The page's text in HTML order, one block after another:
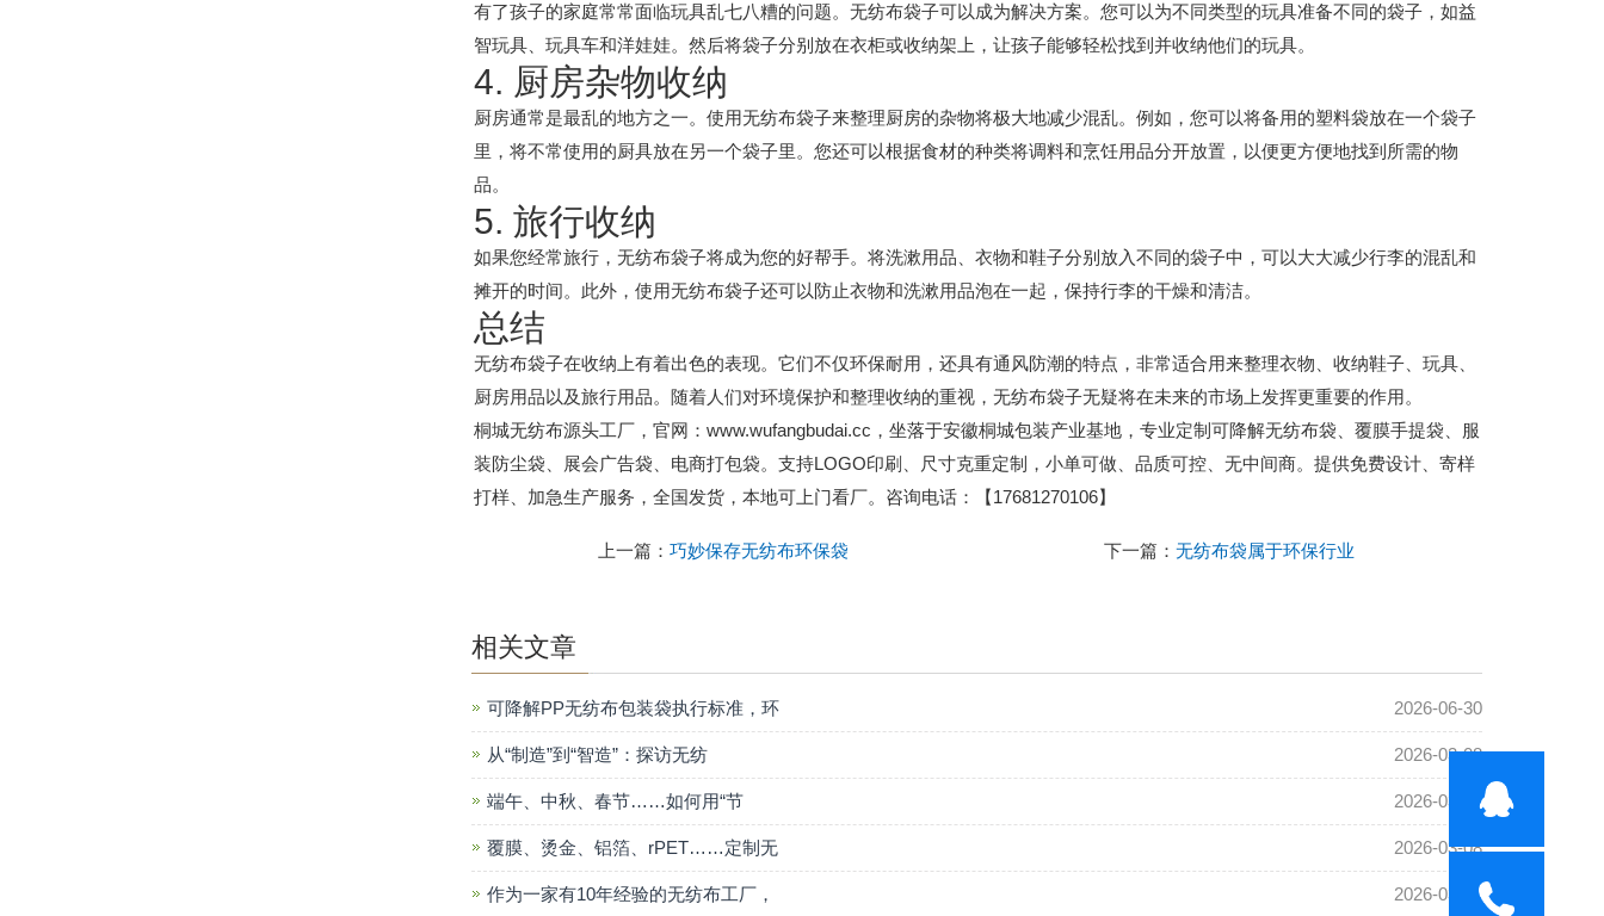
有了孩子的家庭常常面临玩具乱七八糟的问题。无纺布袋子可以成为解决方案。您可以为不同类型的玩具准备不同的袋子，如益
智玩具、玩具车和洋娃娃。然后将袋子分别放在衣柜或收纳架上，让孩子能够轻松找到并收纳他们的玩具。
4. 厨房杂物收纳
厨房通常是最乱的地方之一。使用无纺布袋子来整理厨房的杂物将极大地减少混乱。例如，您可以将备用的塑料袋放在一个袋子
里，将不常使用的厨具放在另一个袋子里。您还可以根据食材的种类将调料和烹饪用品分开放置，以便更方便地找到所需的物
品。
5. 旅行收纳
如果您经常旅行，无纺布袋子将成为您的好帮手。将洗漱用品、衣物和鞋子分别放入不同的袋子中，可以大大减少行李的混乱和
摊开的时间。此外，使用无纺布袋子还可以防止衣物和洗漱用品泡在一起，保持行李的干燥和清洁。
总结
无纺布袋子在收纳上有着出色的表现。它们不仅环保耐用，还具有通风防潮的特点，非常适合用来整理衣物、收纳鞋子、玩具、
厨房用品以及旅行用品。随着人们对环境保护和整理收纳的重视，无纺布袋子无疑将在未来的市场上发挥更重要的作用。
桐城无纺布源头工厂，官网：www.wufangbudai.cc，坐落于安徽桐城包装产业基地，专业定制可降解无纺布袋、覆膜手提袋、服
装防尘袋、展会广告袋、电商打包袋。支持LOGO印刷、尺寸克重定制，小单可做、品质可控、无中间商。提供免费设计、寄样
打样、加急生产服务，全国发货，本地可上门看厂。咨询电话：【17681270106】
上一篇：巧妙保存无纺布环保袋 下一篇：无纺布袋属于环保行业
相关文章
可降解PP无纺布包装袋执行标准，环 2026-06-30
从“制造”到“智造”：探访无纺 2026-03-08
端午、中秋、春节……如何用“节 2026-03-08
覆膜、烫金、铝箔、rPET……定制无 2026-03-08
作为一家有10年经验的无纺布工厂， 2026-03-08